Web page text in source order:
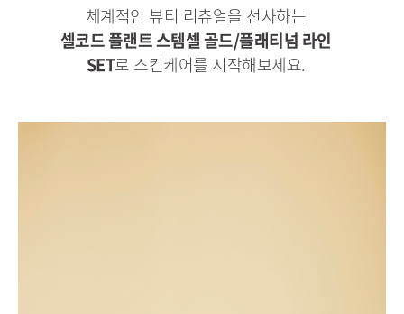
체계적인 뷰티 리츄얼을 선사하는
셀코드 플랜트 스템셀 골드/플래티넘 라인
SET로 스킨케어를 시작해보세요.